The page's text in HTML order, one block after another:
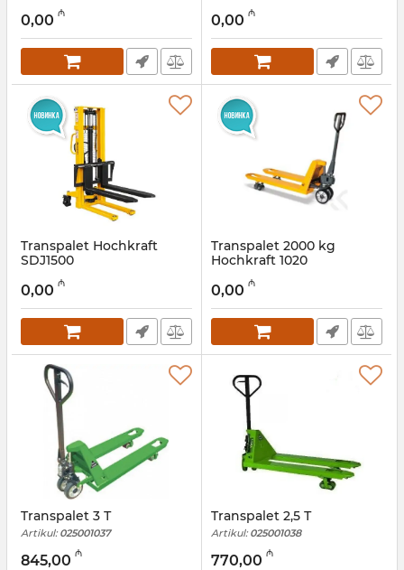
12018253
0,00 ₼ 12018252
0,00 ₼
Transpalet Hochkraft
SDJ1500
12018251
0,00 ₼
Transpalet 2000 kg
Hochkraft 1020
12018257
0,00 ₼
Transpalet 3 Т
Artikul: 025001037
845,00 ₼
Transpalet 2,5 Т
Artikul: 025001038
770,00 ₼